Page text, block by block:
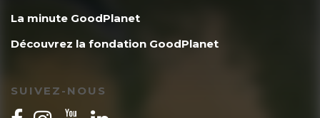
La minute GoodPlanet
Découvrez la fondation GoodPlanet
SUIVEZ-NOUS